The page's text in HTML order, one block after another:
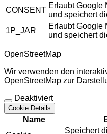
CONSENT
Erlaubt Google
und speichert
1P_JAR
Erlaubt Google
und speichert
OpenStreetMap
Wir verwenden den
OpenStreetMap zur
Deaktiviert
Cookie Details
Name
Speichert